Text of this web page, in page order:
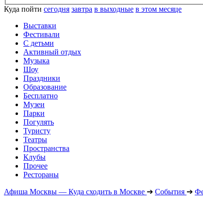
Куда пойти сегодня завтра в выходные в этом месяце
Выставки
Фестивали
С детьми
Активный отдых
Музыка
Шоу
Праздники
Образование
Бесплатно
Музеи
Парки
Погулять
Туристу
Театры
Пространства
Клубы
Прочее
Рестораны
Афиша Москвы — Куда сходить в Москве ➔ События ➔